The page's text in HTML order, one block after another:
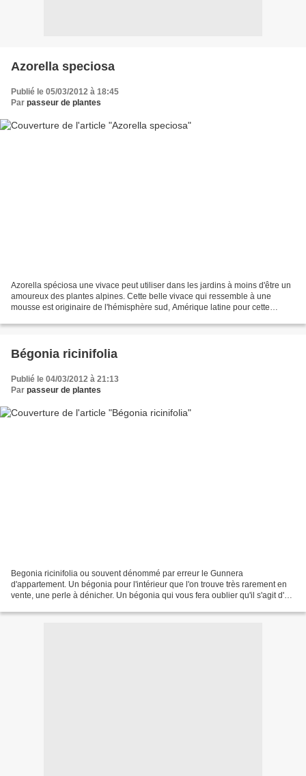
Azorella speciosa
Publié le 05/03/2012 à 18:45
Par passeur de plantes
Azorella spéciosa une vivace peut utiliser dans les jardins à moins d'être un
amoureux des plantes alpines. Cette belle vivace qui ressemble à une
mousse est originaire de l'hémisphère sud, Amérique latine pour cette
Bégonia ricinifolia
Publié le 04/03/2012 à 21:13
Par passeur de plantes
Begonia ricinifolia ou souvent dénommé par erreur le Gunnera
d'appartement. Un bégonia pour l'intérieur que l'on trouve très rarement en
vente, une perle à dénicher. Un bégonia qui vous fera oublier qu'il s'agit d'un